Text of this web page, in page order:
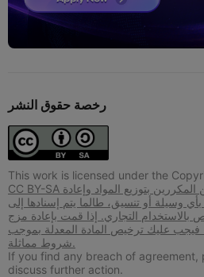
رخصة حقوق النشر
This work is licensed under the
CC BY-SA يسمح هذا الترخيص المستخدمين المكررين بتوزيع المواد وإعادة
بأي وسيلة أو تنسيق، طالما يتم إسنادها إلى
التجاري. إذا قمت بإعادة مزج
فيجب عليك ترخيص المادة المعدلة بموجب
شروط مماثلة.
If you find any breach of agreement,
discuss further action.